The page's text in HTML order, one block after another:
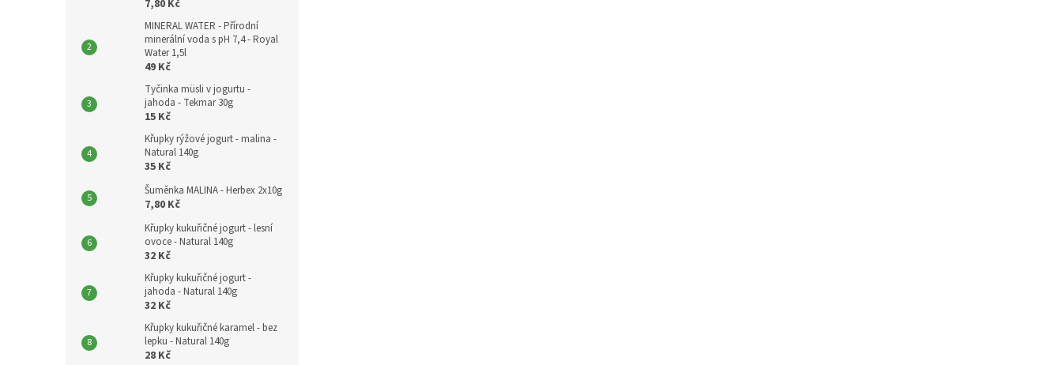
7,80 Kč
MINERAL WATER - Přírodní
minerální voda s pH 7,4 - Royal
Water 1,5l
49 Kč
Tyčinka müsli v jogurtu -
jahoda - Tekmar 30g
15 Kč
Křupky rýžové jogurt - malina -
Natural 140g
35 Kč
Šuměnka MALINA - Herbex 2x10g
7,80 Kč
Křupky kukuřičné jogurt - lesní
ovoce - Natural 140g
32 Kč
Křupky kukuřičné jogurt -
jahoda - Natural 140g
32 Kč
Křupky kukuřičné karamel - bez
lepku - Natural 140g
28 Kč